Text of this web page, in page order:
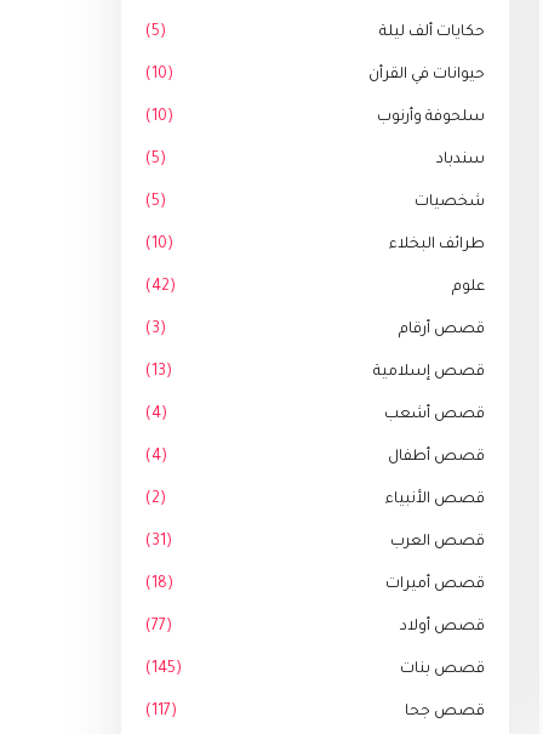
حكايات ألف ليلة (5)
حيوانات في القرأن (10)
سلحوفة وأرنوب (10)
سندباد (5)
شخصيات (5)
طرائف البخلاء (10)
علوم (42)
قصص أرقام (3)
قصص إسلامية (13)
قصص أشعب (4)
قصص أطفال (4)
قصص الأنبياء (2)
قصص العرب (31)
قصص أميرات (18)
قصص أولاد (77)
قصص بنات (145)
قصص جحا (117)